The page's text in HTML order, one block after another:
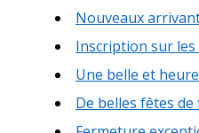
Nouveaux
Inscription sur
Une belle et
De belles fêtes de